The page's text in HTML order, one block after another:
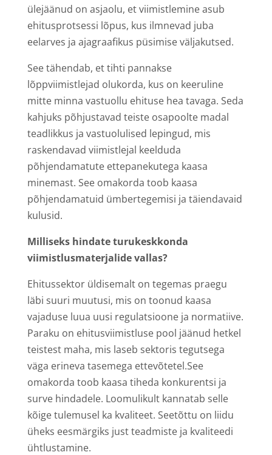
ülejäänud on asjaolu, et viimistlemine asub
ehitusprotsessi lõpus, kus ilmnevad juba
eelarves ja ajagraafikus püsimise väljakutsed.
See tähendab, et tihti pannakse
lõppviimistlejad olukorda, kus on keeruline
mitte minna vastuollu ehituse hea tavaga. Seda
kahjuks põhjustavad teiste osapoolte madal
teadlikkus ja vastuolulised lepingud, mis
raskendavad viimistlejal keelduda
põhjendamatute ettepanekutega kaasa
minemast. See omakorda toob kaasa
põhjendamatuid ümbertegemisi ja täiendavaid
kulusid.
Milliseks hindate turukeskkonda
viimistlusmaterjalide vallas?
Ehitussektor üldisemalt on tegemas praegu
läbi suuri muutusi, mis on toonud kaasa
vajaduse luua uusi regulatsioone ja normatiive.
Paraku on ehitusviimistluse pool jäänud hetkel
teistest maha, mis laseb sektoris tegutsega
väga erineva tasemega ettevõtetel.See
omakorda toob kaasa tiheda konkurentsi ja
surve hindadele. Loomulikult kannatab selle
kõige tulemusel ka kvaliteet. Seetõttu on liidu
üheks eesmärgiks just teadmiste ja kvaliteedi
ühtlustamine.